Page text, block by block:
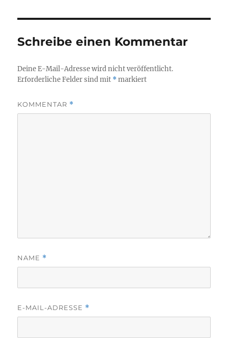
Schreibe einen Kommentar
Deine E-Mail-Adresse wird nicht veröffentlicht.
Erforderliche Felder sind mit *markiert
KOMMENTAR *
NAME *
E-MAIL-ADRESSE *